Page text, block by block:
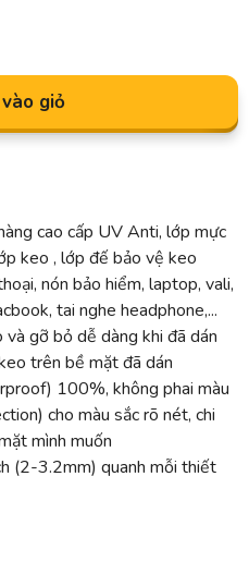
giỏ
cao cấp UV Anti, lớp mực
keo , lớp đế bảo vệ keo
nón bảo hiểm, laptop, vali,
tai nghe headphone,...
gỡ bỏ dễ dàng khi đã dán
trên bề mặt đã dán
100%, không phai màu
cho màu sắc rõ nét, chi
mình muốn
(2-3.2mm) quanh mỗi thiết